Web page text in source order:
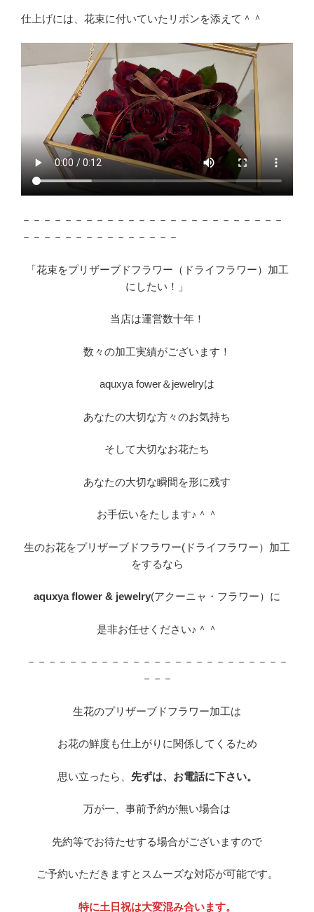
仕上げには、花束に付いていたリボンを添えて＾＾
－－－－－－－－－－－－－－－－－－－－－－－－－
－－－－－－－－－－－－－－－
「花束をプリザーブドフラワー（ドライフラワー）加工
にしたい！」
当店は運営数十年！
数々の加工実績がございます！
aquxya fower＆jewelryは
あなたの大切な方々のお気持ち
そして大切なお花たち
あなたの大切な瞬間を形に残す
お手伝いをたします♪＾＾
生のお花をプリザーブドフラワー(ドライフラワー）加工
をするなら
aquxya flower & jewelry(アクーニャ・フラワー）に
是非お任せください♪＾＾
－－－－－－－－－－－－－－－－－－－－－－－－－
－－－
生花のプリザーブドフラワー加工は
お花の鮮度も仕上がりに関係してくるため
思い立ったら、 先ずは、お電話に下さい。
万が一、事前予約が無い場合は
先約等でお待たせする場合がございますので
ご予約いただきますとスムーズな対応が可能です。
特に土日祝は大変混み合います。